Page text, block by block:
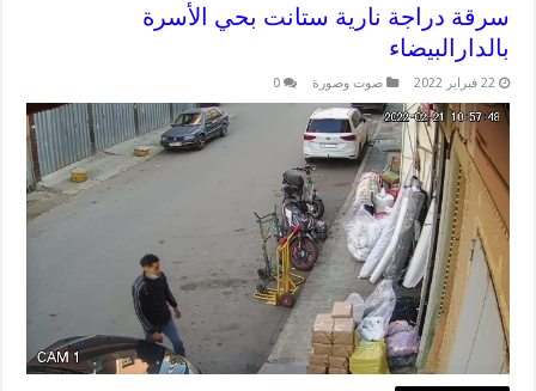
سرقة دراجة نارية ستانت بحي الأسرة
بالدارالبيضاء
22 فبراير 2022 صوت وصورة 0